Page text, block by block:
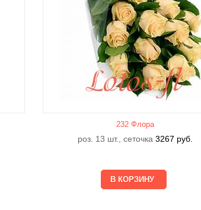
232 Флора
роз. 13 шт., сеточка 3267 руб.